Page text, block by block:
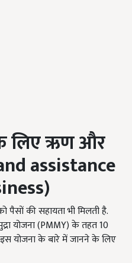
लिएऋण और
assistance
की सहायता भी मिलती है.
योजना (PMMY) के तहत 10
योजना के बारे में जानने के लिए